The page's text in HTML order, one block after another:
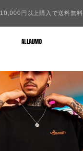
10,000円以上購入で送料無料